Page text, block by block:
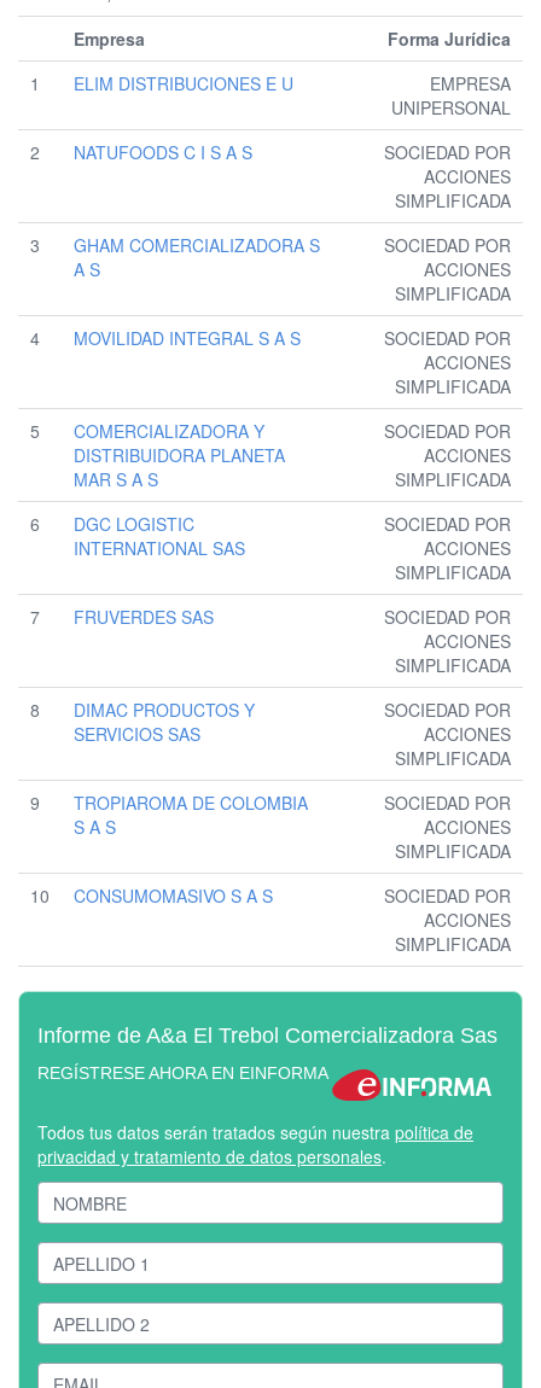
Empresa
Forma Jurídica
1
ELIM DISTRIBUCIONES E U
EMPRESA
UNIPERSONAL
2
NATUFOODS C I S A S
SOCIEDAD POR
ACCIONES
SIMPLIFICADA
3
GHAM COMERCIALIZADORA S
A S
SOCIEDAD POR
ACCIONES
SIMPLIFICADA
4
MOVILIDAD INTEGRAL S A S
SOCIEDAD POR
ACCIONES
SIMPLIFICADA
5
COMERCIALIZADORA Y
DISTRIBUIDORA PLANETA
MAR S A S
SOCIEDAD POR
ACCIONES
SIMPLIFICADA
6
DGC LOGISTIC
INTERNATIONAL SAS
SOCIEDAD POR
ACCIONES
SIMPLIFICADA
7
FRUVERDES SAS
SOCIEDAD POR
ACCIONES
SIMPLIFICADA
8
DIMAC PRODUCTOS Y
SERVICIOS SAS
SOCIEDAD POR
ACCIONES
SIMPLIFICADA
9
TROPIAROMA DE COLOMBIA
S A S
SOCIEDAD POR
ACCIONES
SIMPLIFICADA
10
CONSUMOMASIVO S A S
SOCIEDAD POR
ACCIONES
SIMPLIFICADA
Informe de A&a El Trebol Comercializadora Sas
REGÍSTRESE AHORA EN EINFORMA
Todos tus datos serán tratados según nuestra política de
privacidad y tratamiento de datos personales.